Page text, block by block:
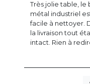
Très jolie table,
métal industriel
facile à nettoyer.
la livraison tout
intact. Rien à